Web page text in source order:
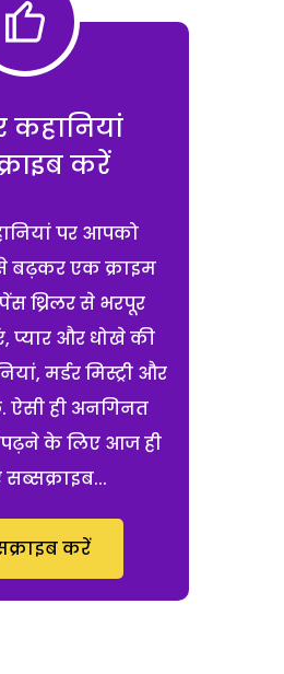
कहानियां
करें
पर आपको
बढ़कर एक क्राइम
थ्रिलर से भरपूर
प्यार और धोखे की
मर्डर मिस्ट्री और
ऐसी ही अनगिनत
पढ़ने के लिए आज ही
करें